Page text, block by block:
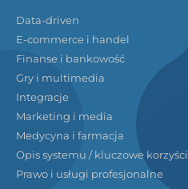
Data-driven
E-commerce i handel
Finanse i bankowość
Gry i multimedia
Integracje
Marketing i media
Medycyna i farmacja
Opis systemu / kluczowe korzyści
Prawo i usługi profesjonalne